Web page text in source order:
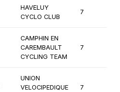
HAVELUY
CYCLO CLUB
7
CAMPHIN EN
CAREMBAULT
CYCLING TEAM
7
UNION
VELOCIPEDIQUE
7